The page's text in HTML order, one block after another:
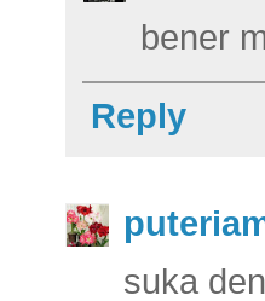
bener
Reply
suka